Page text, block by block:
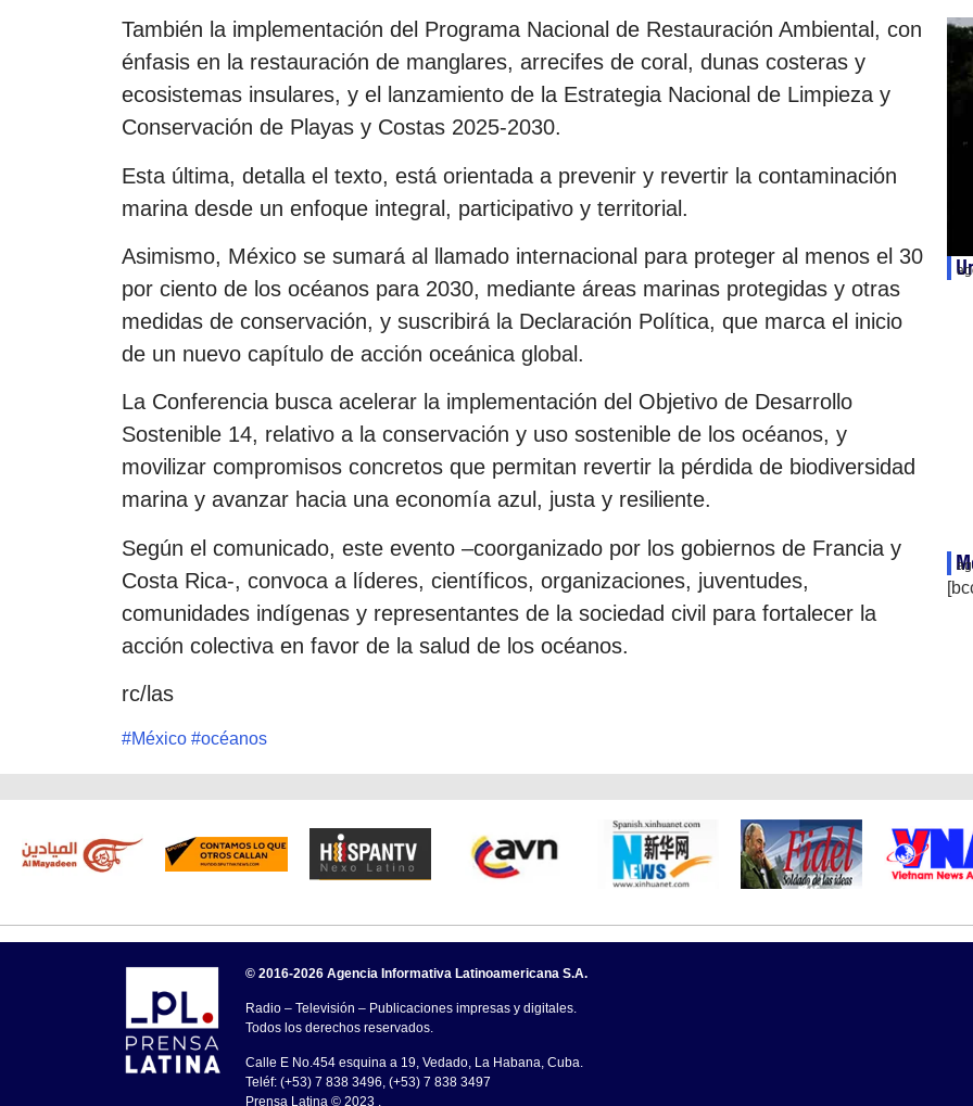
También la implementación del Programa Nacional de Restauración Ambiental, con
énfasis en la restauración de manglares, arrecifes de coral, dunas costeras y
ecosistemas insulares, y el lanzamiento de la Estrategia Nacional de Limpieza y
Conservación de Playas y Costas 2025-2030.
Esta última, detalla el texto, está orientada a prevenir y revertir la contaminación
marina desde un enfoque integral, participativo y territorial.
Asimismo, México se sumará al llamado internacional para proteger al menos el 30
por ciento de los océanos para 2030, mediante áreas marinas protegidas y otras
medidas de conservación, y suscribirá la Declaración Política, que marca el inicio
de un nuevo capítulo de acción oceánica global.
La Conferencia busca acelerar la implementación del Objetivo de Desarrollo
Sostenible 14, relativo a la conservación y uso sostenible de los océanos, y
movilizar compromisos concretos que permitan revertir la pérdida de biodiversidad
marina y avanzar hacia una economía azul, justa y resiliente.
Según el comunicado, este evento –coorganizado por los gobiernos de Francia y
Costa Rica-, convoca a líderes, científicos, organizaciones, juventudes,
comunidades indígenas y representantes de la sociedad civil para fortalecer la
acción colectiva en favor de la salud de los océanos.
rc/las
#México #océanos
© 2016-2026 Agencia Informativa Latinoamericana S.A.
Radio – Televisión – Publicaciones impresas y digitales.
Todos los derechos reservados.
Calle E No.454 esquina a 19, Vedado, La Habana, Cuba.
Teléf: (+53) 7 838 3496, (+53) 7 838 3497
Prensa Latina © 2023 .